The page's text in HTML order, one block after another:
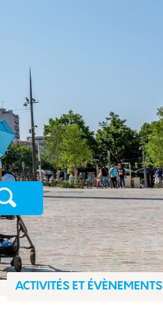
Recherche
ACTIVITÉS ET ÉVÈNEMENTS